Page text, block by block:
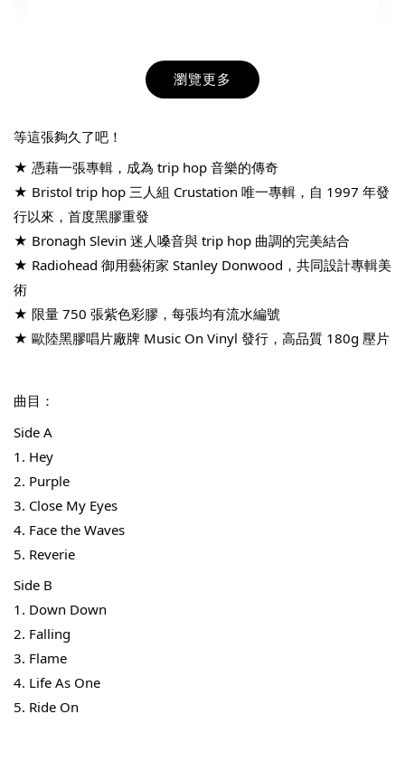
THT 九週年紀念 T-shirt
NT$ 780
- +
加入購物車
瀏覽更多
等這張夠久了吧！
★ 憑藉一張專輯，成為 trip hop 音樂的傳奇
★ Bristol trip hop 三人組 Crustation 唯一專輯，自 1997 年發
行以來，首度黑膠重發
★ Bronagh Slevin 迷人嗓音與 trip hop 曲調的完美結合
★ Radiohead 御用藝術家 Stanley Donwood，共同設計專輯美
術
★ 限量 750 張紫色彩膠，每張均有流水編號
★ 歐陸黑膠唱片廠牌 Music On Vinyl 發行，高品質 180g 壓片
曲目：
Side A
1. Hey
2. Purple
3. Close My Eyes
4. Face the Waves
5. Reverie
Side B
1. Down Down
2. Falling
3. Flame
4. Life As One
5. Ride On